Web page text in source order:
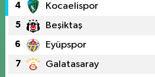
4 Kocaelispor
5 Beşiktaş
6 Eyüpspor
7 Galatasaray